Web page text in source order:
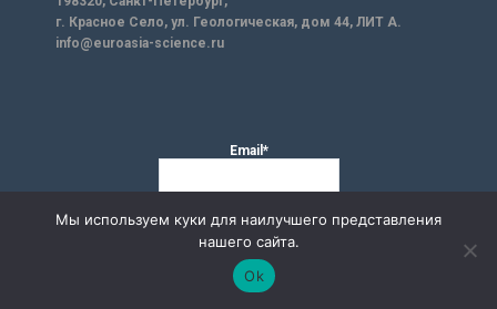
г. Красное Село, ул. Геологическая, дом 44, ЛИТ А.
info@euroasia-science.ru
Email*
Мы используем куки для наилучшего представления
нашего сайта.
Ok